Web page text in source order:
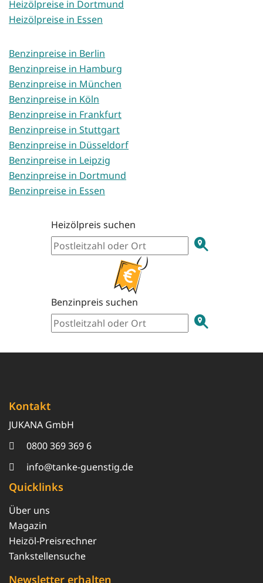
Heizölpreise in Dortmund
Heizölpreise in Essen
Benzinpreise in Berlin
Benzinpreise in Hamburg
Benzinpreise in München
Benzinpreise in Köln
Benzinpreise in Frankfurt
Benzinpreise in Stuttgart
Benzinpreise in Düsseldorf
Benzinpreise in Leipzig
Benzinpreise in Dortmund
Benzinpreise in Essen
Heizölpreis suchen
Benzinpreis suchen
Kontakt
JUKANA GmbH
0800 369 369 6
info@tanke-guenstig.de
Quicklinks
Über uns
Magazin
Heizöl-Preisrechner
Tankstellensuche
Newsletter erhalten